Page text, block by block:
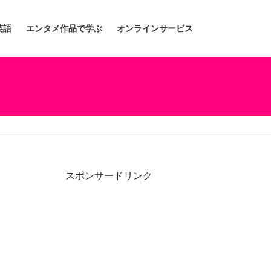
語 エンタメ作品で学ぶ オンラインサービス
スポンサードリンク